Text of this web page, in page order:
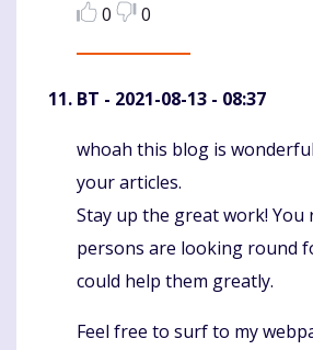
0
0
BT - 2021-08-13 - 08:37
Komentaras
whoah this blog is
your articles.
Stay up the great work! You
persons are looking round
could help them greatly.
Feel free to surf to my